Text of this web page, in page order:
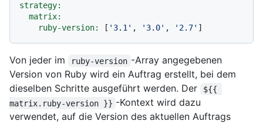
strategy:
matrix:
ruby-version:
[ '3.1' , '3.0' , '2.7'
Von jeder im ruby-version -Array angegebenen
Version von Ruby wird ein Auftrag erstellt, bei dem
dieselben Schritte ausgeführt werden. Der
${{
matrix.ruby-version }} -Kontext wird dazu
verwendet, auf die Version des aktuellen Auftrags